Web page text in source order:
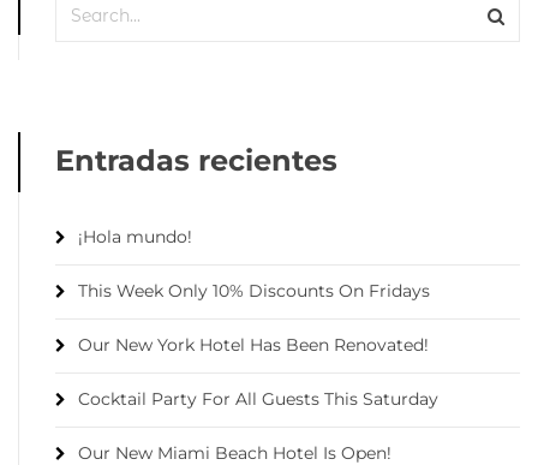
Entradas recientes
¡Hola mundo!
This Week Only 10% Discounts On Fridays
Our New York Hotel Has Been Renovated!
Cocktail Party For All Guests This Saturday
Our New Miami Beach Hotel Is Open!